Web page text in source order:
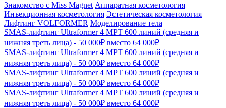
Знакомство с Miss Magnet Аппаратная косметология
Инъекционная косметология Эстетическая косметология
Лифтинг VOLFORMER Моделирование тела
SMAS-лифтинг Ultraformer 4 MPT 600 линий (средняя и
нижняя треть лица) - 50 000₽ вместо 64 000₽
SMAS-лифтинг Ultraformer 4 MPT 600 линий (средняя и
нижняя треть лица) - 50 000₽ вместо 64 000₽
SMAS-лифтинг Ultraformer 4 MPT 600 линий (средняя и
нижняя треть лица) - 50 000₽ вместо 64 000₽
SMAS-лифтинг Ultraformer 4 MPT 600 линий (средняя и
нижняя треть лица) - 50 000₽ вместо 64 000₽